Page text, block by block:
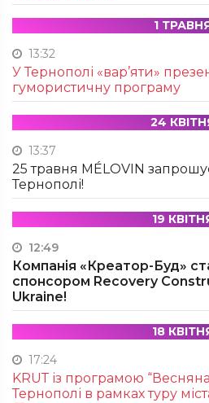
1
13:32
У Тернополі «вар’яти»
гумористичну програму
24
13:37
25 травня MÉLOVIN
Тернополі!
19
12:49
Компанія «Креатор-Буд»
спонсором Recovery
Ukraine!
18
17:24
KRUТ із програмою
Тернополі в рамках туру